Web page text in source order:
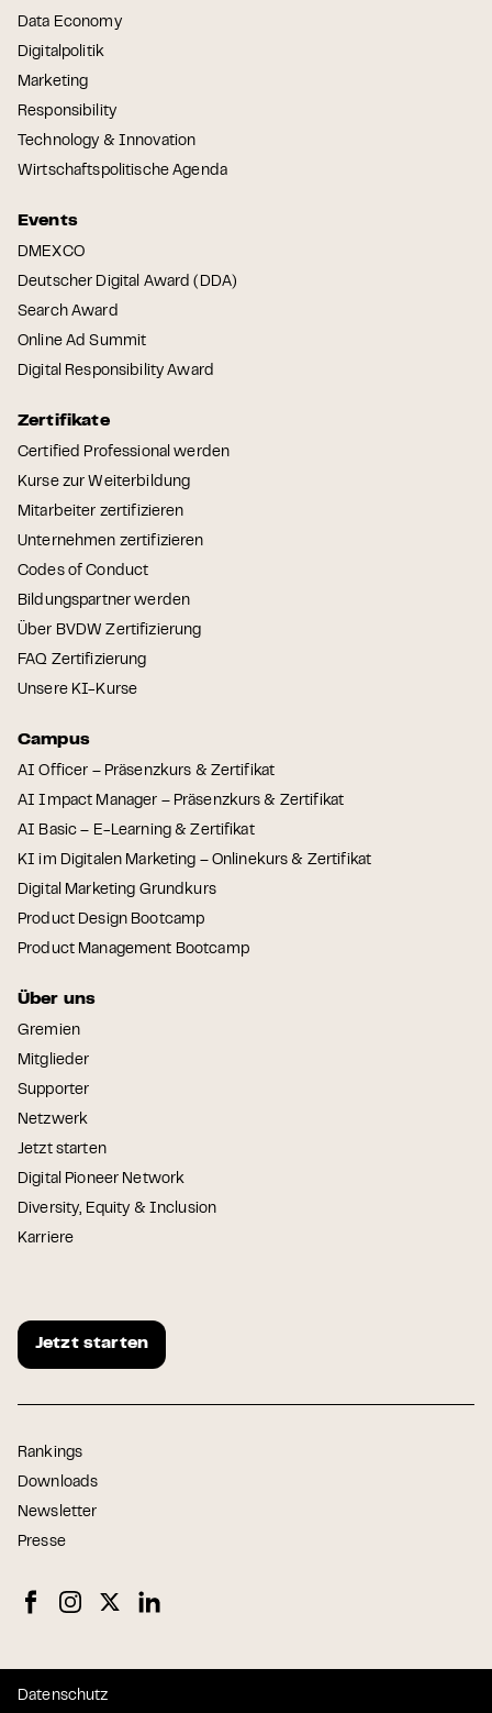
Data Economy
Digitalpolitik
Marketing
Responsibility
Technology & Innovation
Wirtschaftspolitische Agenda
Events
DMEXCO
Deutscher Digital Award (DDA)
Search Award
Online Ad Summit
Digital Responsibility Award
Zertifikate
Certified Professional werden
Kurse zur Weiterbildung
Mitarbeiter zertifizieren
Unternehmen zertifizieren
Codes of Conduct
Bildungspartner werden
Über BVDW Zertifizierung
FAQ Zertifizierung
Unsere KI-Kurse
Campus
AI Officer – Präsenzkurs & Zertifikat
AI Impact Manager – Präsenzkurs & Zertifikat
AI Basic – E-Learning & Zertifikat
KI im Digitalen Marketing – Onlinekurs & Zertifikat
Digital Marketing Grundkurs
Product Design Bootcamp
Product Management Bootcamp
Über uns
Gremien
Mitglieder
Supporter
Netzwerk
Jetzt starten
Digital Pioneer Network
Diversity, Equity & Inclusion
Karriere
Jetzt starten
Rankings
Downloads
Newsletter
Presse
Datenschutz